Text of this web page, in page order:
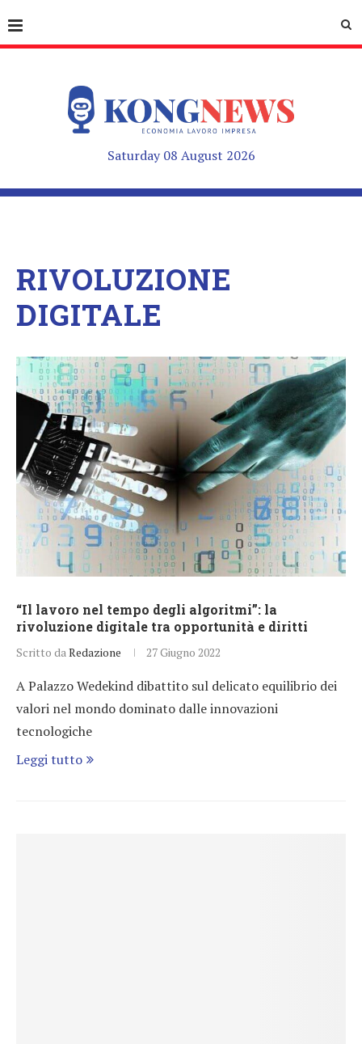
Saturday 08 August 2026
RIVOLUZIONE
DIGITALE
“Il lavoro nel tempo degli algoritmi”: la
rivoluzione digitale tra opportunità e diritti
Scritto da Redazione 27 Giugno 2022
A Palazzo Wedekind dibattito sul delicato equilibrio dei
valori nel mondo dominato dalle innovazioni
tecnologiche
Leggi tutto